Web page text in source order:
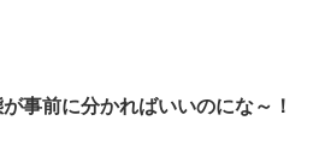
事前に分かればいいのにな～！